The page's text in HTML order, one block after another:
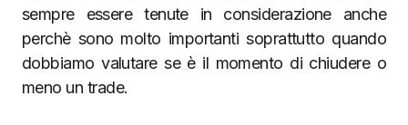
sempre essere tenute in considerazione anche
perchè sono molto importanti soprattutto quando
dobbiamo valutare se è il momento di chiudere o
meno un trade.